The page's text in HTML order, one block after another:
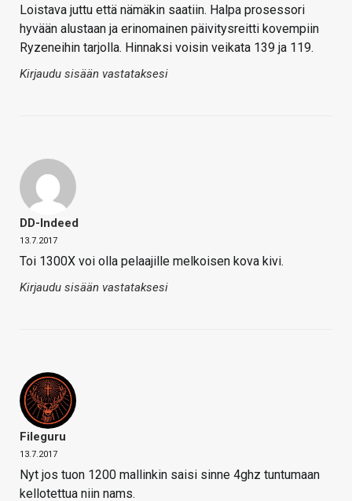
Loistava juttu että nämäkin saatiin. Halpa prosessori
hyvään alustaan ja erinomainen päivitysreitti kovempiin
Ryzeneihin tarjolla. Hinnaksi voisin veikata 139 ja 119.
Kirjaudu sisään vastataksesi
DD-Indeed
13.7.2017
Toi 1300X voi olla pelaajille melkoisen kova kivi.
Kirjaudu sisään vastataksesi
Fileguru
13.7.2017
Nyt jos tuon 1200 mallinkin saisi sinne 4ghz tuntumaan
kellotettua niin nams.